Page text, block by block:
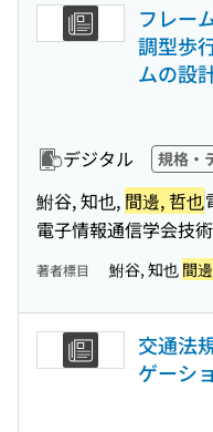
フレー
調型歩
ムの設
デジタル 規格・
鮒谷, 知也, 間邊, 哲也
電子情報通信学会技
著者標目 鮒谷, 知也 間
交通法
ゲーシ